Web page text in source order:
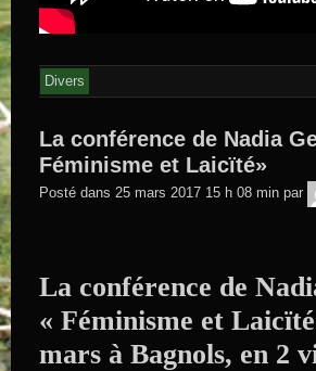
Divers
La conférence de Nadia
Féminisme et Laicïté»
Posté dans 25 mars 2017 15 h 08 min par
La conférence de
« Féminisme et
mars à Bagnols, en 2